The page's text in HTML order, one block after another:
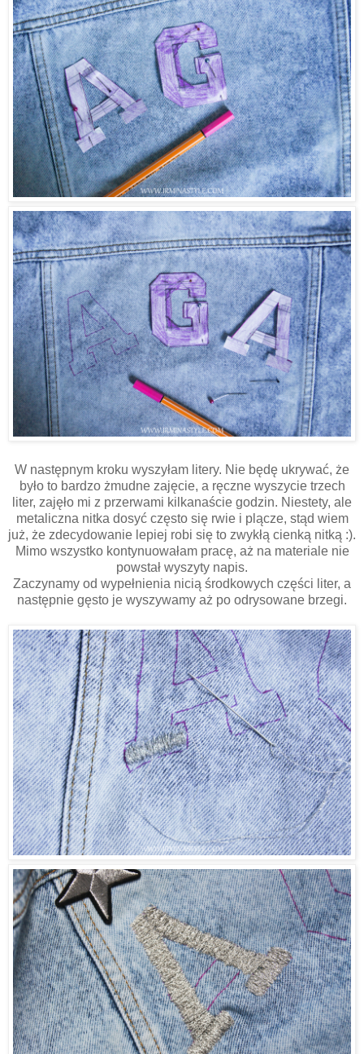
W następnym kroku wyszyłam litery. Nie będę ukrywać, że
było to bardzo żmudne zajęcie, a ręczne wyszycie trzech
liter, zajęło mi z przerwami kilkanaście godzin. Niestety, ale
metaliczna nitka dosyć często się rwie i plącze, stąd wiem
już, że zdecydowanie lepiej robi się to zwykłą cienką nitką :).
Mimo wszystko kontynuowałam pracę, aż na materiale nie
powstał wyszyty napis.
Zaczynamy od wypełnienia nicią środkowych części liter, a
następnie gęsto je wyszywamy aż po odrysowane brzegi.